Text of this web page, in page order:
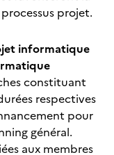
projet.
informatique
constituant
respectives
pour
général.
aux membres